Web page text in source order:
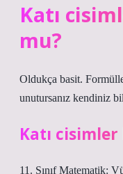
Katı
mu?
Oldukça basit.
unutursanız kendiniz
Katı
11. Sınıf Matematik: